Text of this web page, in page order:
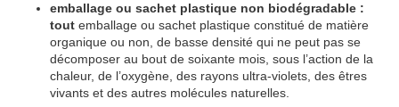
emballage ou sachet plastique non biodégradable :
tout emballage ou sachet plastique constitué de matière
organique ou non, de basse densité qui ne peut pas se
décomposer au bout de soixante mois, sous l’action de la
chaleur, de l’oxygène, des rayons ultra-violets, des êtres
vivants et des autres molécules naturelles.